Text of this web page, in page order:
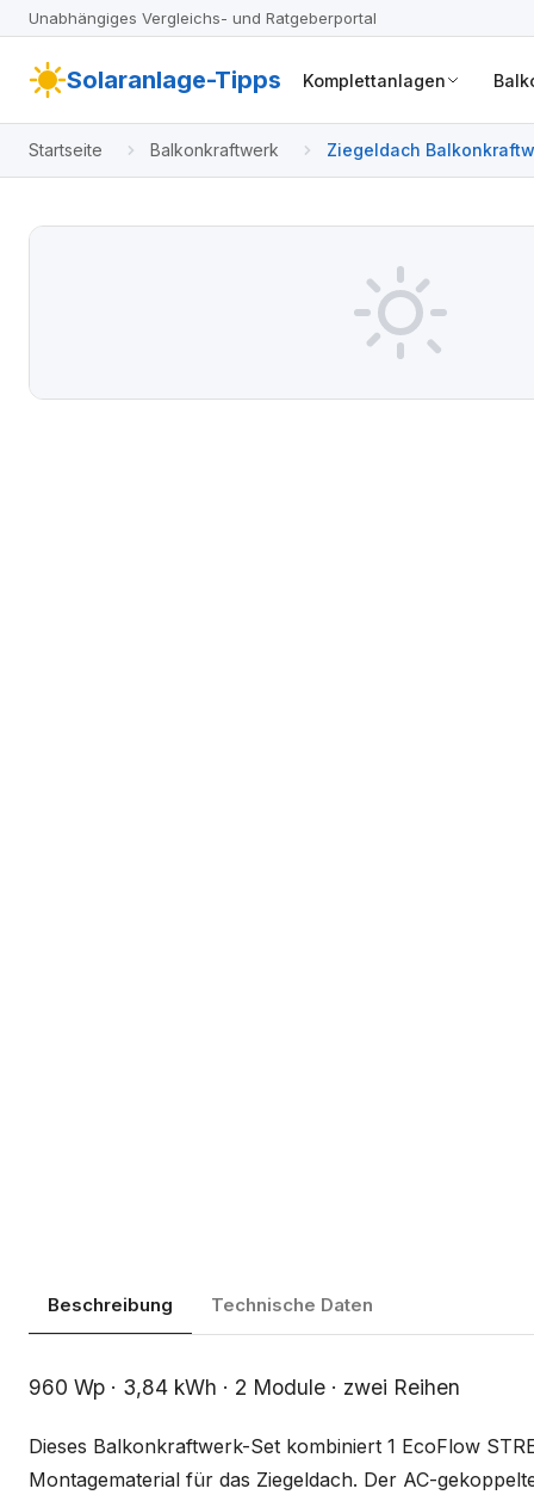
Unabhängiges Vergleichs- und Ratgeberportal
Solaranlage-Tipps Komplettanlagen
Startseite Balkonkraftwerk Ziegeldach
Beschreibung Technische Daten
Beschreibung
960 Wp · 3,84 kWh · 2 Module · zwei Reihen
Dieses Balkonkraftwerk-Set kombiniert 1 EcoFlow
Montagematerial für das Ziegeldach. Der AC-